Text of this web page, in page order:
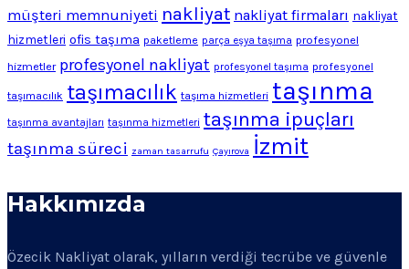
müşteri memnuniyeti nakliyat nakliyat firmaları nakliyat
hizmetleri ofis taşıma paketleme parça eşya taşıma profesyonel
hizmetler profesyonel nakliyat profesyonel taşıma profesyonel
taşımacılık taşımacılık taşıma hizmetleri taşınma
taşınma avantajları taşınma hizmetleri taşınma ipuçları
taşınma süreci zaman tasarrufu Çayırova İzmit
Hakkımızda
Özecik Nakliyat olarak, yılların verdiği tecrübe ve güvenle